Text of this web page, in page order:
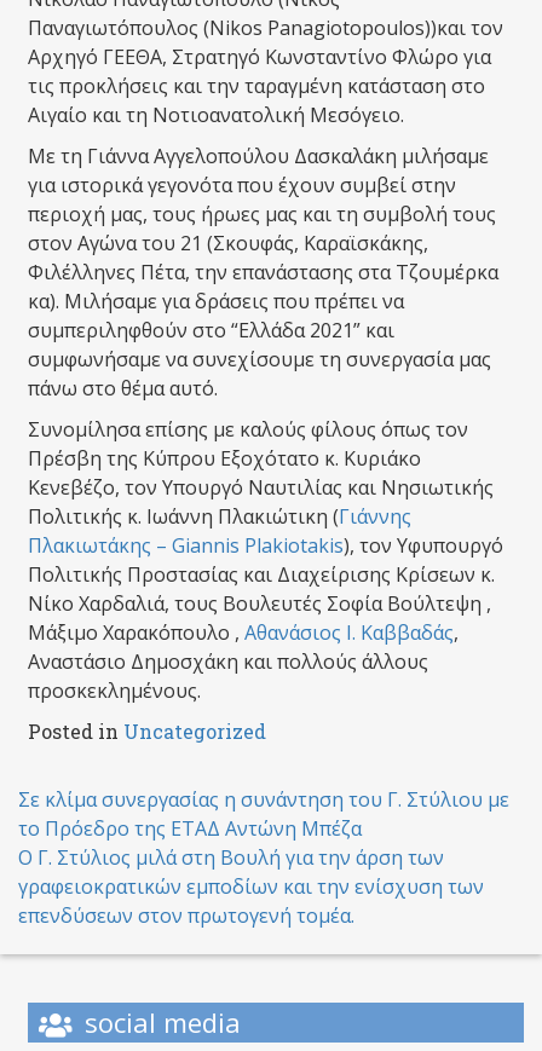
Παναγιωτόπουλος (Nikos Panagiotopoulos))και τον
Αρχηγό ΓΕΕΘΑ, Στρατηγό Κωνσταντίνο Φλώρο για
τις προκλήσεις και την ταραγμένη κατάσταση στο
Αιγαίο και τη Νοτιοανατολική Μεσόγειο.
Με τη Γιάννα Αγγελοπούλου Δασκαλάκη μιλήσαμε
για ιστορικά γεγονότα που έχουν συμβεί στην
περιοχή μας, τους ήρωες μας και τη συμβολή τους
στον Αγώνα του 21 (Σκουφάς, Καραϊσκάκης,
Φιλέλληνες Πέτα, την επανάστασης στα Τζουμέρκα
κα). Μιλήσαμε για δράσεις που πρέπει να
συμπεριληφθούν στο “Ελλάδα 2021” και
συμφωνήσαμε να συνεχίσουμε τη συνεργασία μας
πάνω στο θέμα αυτό.
Συνομίλησα επίσης με καλούς φίλους όπως τον
Πρέσβη της Κύπρου Εξοχότατο κ. Κυριάκο
Κενεβέζο, τον Υπουργό Ναυτιλίας και Νησιωτικής
Πολιτικής κ. Ιωάννη Πλακιώτικη (Γιάννης
Πλακιωτάκης – Giannis Plakiotakis), τον Υφυπουργό
Πολιτικής Προστασίας και Διαχείρισης Κρίσεων κ.
Νίκο Χαρδαλιά, τους Βουλευτές Σοφία Βούλτεψη ,
Μάξιμο Χαρακόπουλο , Αθανάσιος Ι. Καββαδάς,
Αναστάσιο Δημοσχάκη και πολλούς άλλους
προσκεκλημένους.
Posted in Uncategorized
Post
navigation
Σε κλίμα συνεργασίας η συνάντηση του Γ. Στύλιου με
το Πρόεδρο της ΕΤΑΔ Αντώνη Μπέζα
Ο Γ. Στύλιος μιλά στη Βουλή για την άρση των
γραφειοκρατικών εμποδίων και την ενίσχυση των
επενδύσεων στον πρωτογενή τομέα.
social media